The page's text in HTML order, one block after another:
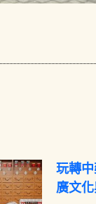
玩轉
廣文化